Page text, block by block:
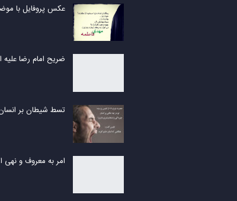
عکس پروفایل با
ضریح امام رضا علیه
تسط شیطان بر
امر به معروف و نهی